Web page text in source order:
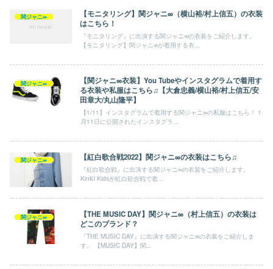
関ジャニ∞
【モニタリング】関ジャニ∞（横山裕/村上信五）の衣装
はこちら！
『モニタリング』に出演する関ジャニ∞の衣装をご紹介します。
【モニタリング】関ジャニ∞が着用する衣...
関ジャニ∞
【関ジャニ∞衣装】You Tubeやインスタグラムで着用す
る衣装や私服はこちら♫【大倉忠義/横山裕/村上信五/安
田章大/丸山隆平】
【1/11】インスタグラムで着用する関ジャニ∞の私服はこちら！ 1
月11日に公開されたインスタグラ...
関ジャニ∞ 【紅白歌合戦2022】関ジャニ∞の衣装はこちら♫
『紅白歌合戦』に出演する関ジャニ∞の衣装をご紹介します。
KinKi Kidsが紅白歌合戦で着...
関ジャニ∞
【THE MUSIC DAY】関ジャニ∞（村上信五）の衣装は
どこのブランド？
『THE MUSIC DAY』に出演する関ジャニ∞の衣装をご紹介しま
す。 【MUSIC DAY】関...